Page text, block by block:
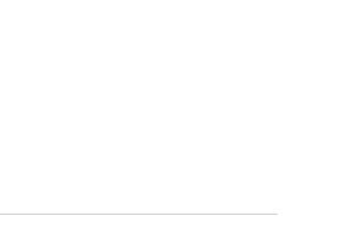
Safe Blickschutzfilter hat
Eigenschaften des Displays.
als ob kein Blickschutzfilter
[modellabhängig).
Kamera-Slider­Funktion